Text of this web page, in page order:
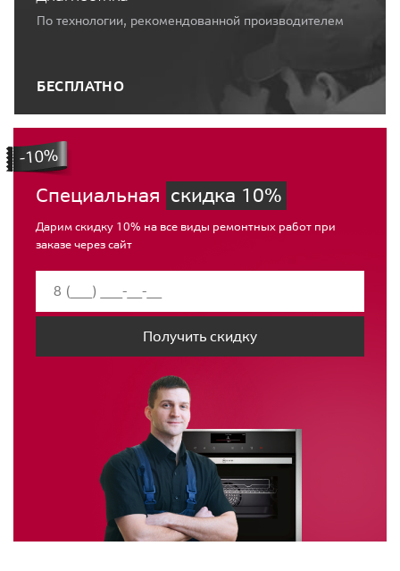
По технологии, рекомендованной производителем
БЕСПЛАТНО
Специальная скидка 10%
Дарим скидку 10% на все виды ремонтных работ при
заказе через сайт
Получить скидку